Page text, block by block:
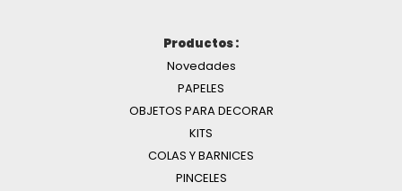
Productos :
Novedades
PAPELES
OBJETOS PARA DECORAR
KITS
COLAS Y BARNICES
PINCELES